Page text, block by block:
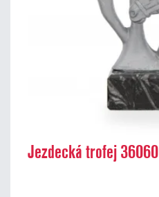
Jezdecká trofej 36060